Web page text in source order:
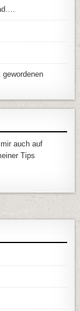
auch auf
Tips